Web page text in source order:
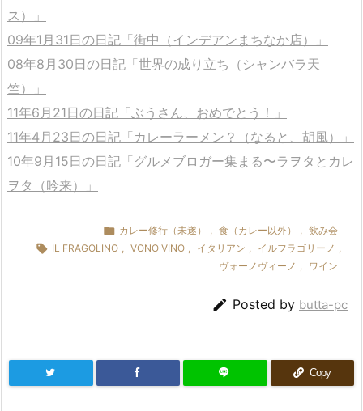
ス）」
09年1月31日の日記「街中（インデアンまちなか店）」
08年8月30日の日記「世界の成り立ち（シャンバラ天
竺）」
11年6月21日の日記「ぶうさん、おめでとう！」
11年4月23日の日記「カレーラーメン？（なると、胡風）」
10年9月15日の日記「グルメブロガー集まる〜ラヲタとカレ
ヲタ（吟来）」
 カレー修行（未遂） 食（カレー以外） 飲み会
 IL FRAGOLINO VONO VINO イタリアン イルフラゴリーノ
ヴォーノヴィーノ
ワイン
 Posted by butta-pc
Copy